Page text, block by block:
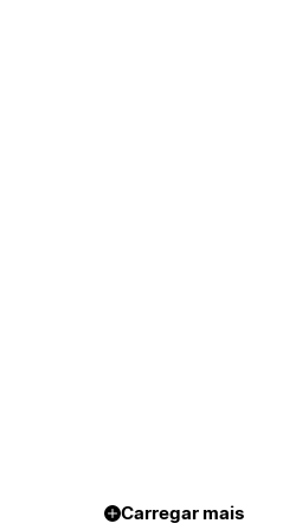
Carregar mais